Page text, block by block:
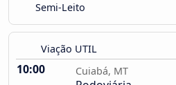
Semi-Leito
Viação UTIL
10:00 Cuiabá, MT